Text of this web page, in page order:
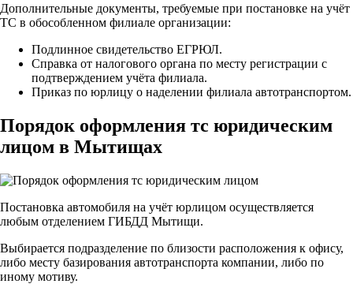
Дополнительные документы, требуемые при постановке на учёт
ТС в обособленном филиале организации:
Подлинное свидетельство ЕГРЮЛ.
Справка от налогового органа по месту регистрации с
подтверждением учёта филиала.
Приказ по юрлицу о наделении филиала автотранспортом.
Порядок оформления тс юридическим
лицом в Мытищах
Постановка автомобиля на учёт юрлицом осуществляется
любым отделением ГИБДД Мытищи.
Выбирается подразделение по близости расположения к офису,
либо месту базирования автотранспорта компании, либо по
иному мотиву.